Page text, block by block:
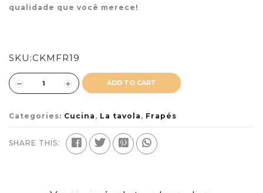
qualidade que você merece!
SKU:CKMFR19
ADD TO CART
Categories: Cucina , La tavola , Frapés
SHARE THIS: